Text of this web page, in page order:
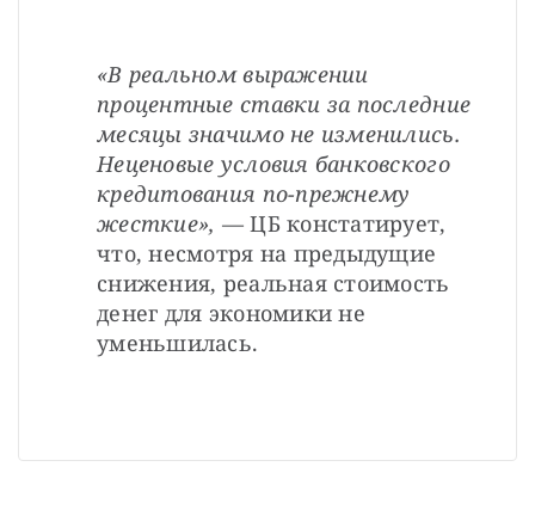
«В реальном выражении
процентные ставки за последние
месяцы значимо не изменились.
Неценовые условия банковского
кредитования по-прежнему
жесткие», — ЦБ констатирует,
что, несмотря на предыдущие
снижения, реальная стоимость
денег для экономики не
уменьшилась.